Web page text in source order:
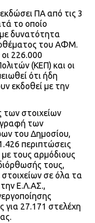
ΠΑ από τις 3
το οποίο
δυνατότητα
του ΑΦΜ.
226.000
(ΚΕΠ) και οι
ότι ήδη
εκδοθεί με την
των στοιχείων
των
του Δημοσίου,
περιπτώσεις
τους αρμόδιους
τους,
σε όλα τα
Ε.Λ.ΑΣ.,
για 27.171 στελέχη